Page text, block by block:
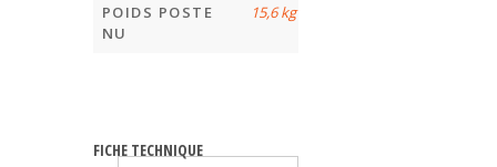
POIDS POSTE
NU
15,6 kg
FICHE TECHNIQUE